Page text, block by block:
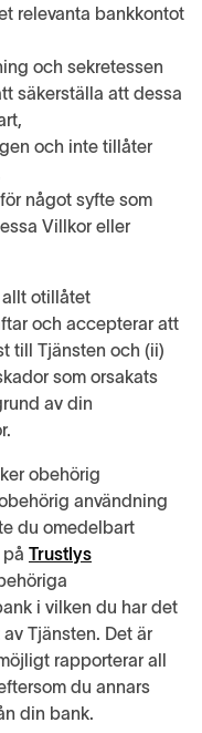
relevanta bankkontot
och sekretessen
säkerställa att dessa
och inte tillåter
något syfte som
Villkor eller
allt otillåtet
och accepterar att
till Tjänsten och (ii)
som orsakats
av din
obehörig
användning
du omedelbart
Trustlys
i vilken du har det
Tjänsten. Det är
rapporterar all
du annars
din bank.